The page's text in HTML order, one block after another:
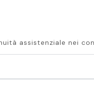
assistenziale nei